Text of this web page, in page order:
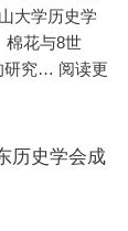
大学历史学
棉花与8世
研究… 阅读更
历史学会成